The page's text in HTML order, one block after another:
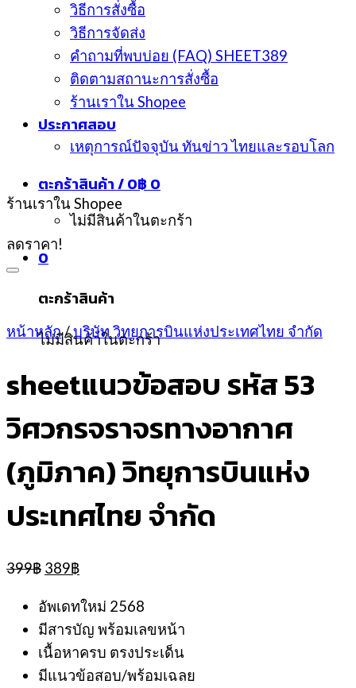
วิธีการสั่งซื้อ
วิธีการจัดส่ง
คำถามที่พบบ่อย (FAQ) SHEET389
ติดตามสถานะการสั่งซื้อ
ร้านเราใน Shopee
ประกาศสอบ
เหตุการณ์ปัจจุบัน ทันข่าว ไทยและรอบโลก
ตะกร้าสินค้า /0฿ 0
ไม่มีสินค้าในตะกร้า
0
ตะกร้าสินค้า
ไม่มีสินค้าในตะกร้า
ร้านเราใน Shopee
ลดราคา!
หน้าหลัก/บริษัท วิทยุการบินแห่งประเทศไทย จำกัด
sheetแนวข้อสอบ รหัส 53
วิศวกรจราจรทางอากาศ
(ภูมิภาค) วิทยุการบินแห่ง
ประเทศไทย จำกัด
399฿ Original
was:
399฿.
389฿Current
is:
389฿.
อัพเดทใหม่ 2568
มีสารบัญ พร้อมเลขหน้า
เนื้อหาครบ ตรงประเด็น
มีแนวข้อสอบ/พร้อมเฉลย